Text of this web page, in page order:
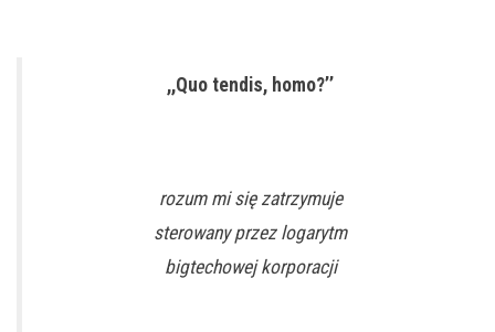
,,Quo tendis, homo?’’
rozum mi się zatrzymuje
sterowany przez logarytm
bigtechowej korporacji